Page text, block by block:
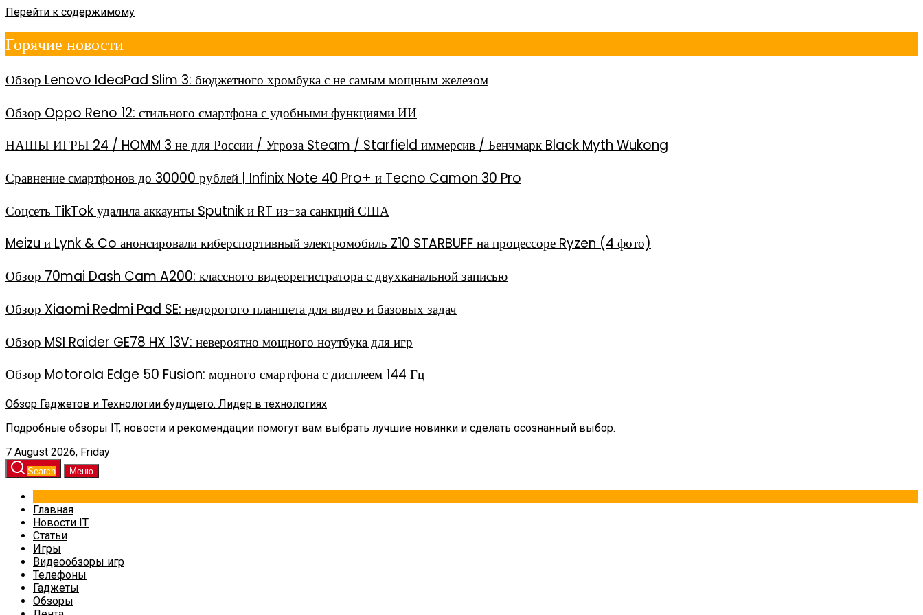
Перейти к содержимому
Горячие новости
Обзор Lenovo IdeaPad Slim 3: бюджетного хромбука с не самым мощным железом
Обзор Oppo Reno 12: стильного смартфона с удобными функциями ИИ
НАШЫ ИГРЫ 24 / HOMM 3 не для России / Угроза Steam / Starfield иммерсив / Бенчмарк Black Myth Wukong
Сравнение смартфонов до 30000 рублей | Infinix Note 40 Pro+ и Tecno Camon 30 Pro
Соцсеть TikTok удалила аккаунты Sputnik и RT из-за санкций США
Meizu и Lynk & Co анонсировали киберспортивный электромобиль Z10 STARBUFF на процессоре Ryzen (4 фото)
Обзор 70mai Dash Cam A200: классного видеорегистратора с двухканальной записью
Обзор Xiaomi Redmi Pad SE: недорогого планшета для видео и базовых задач
Обзор MSI Raider GE78 HX 13V: невероятно мощного ноутбука для игр
Обзор Motorola Edge 50 Fusion: модного смартфона с дисплеем 144 Гц
Обзор Гаджетов и Технологии будущего. Лидер в технологиях
Подробные обзоры IT, новости и рекомендации помогут вам выбрать лучшие новинки и сделать осознанный выбор.
7 August 2026, Friday
Search Меню
Главная
Новости IT
Статьи
Игры
Видеообзоры игр
Телефоны
Гаджеты
Обзоры